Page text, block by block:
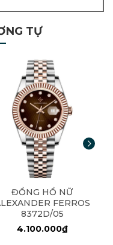
TỰ
ĐỒNG HỒ NỮ
FERROS
8372D/05
4.100.000₫